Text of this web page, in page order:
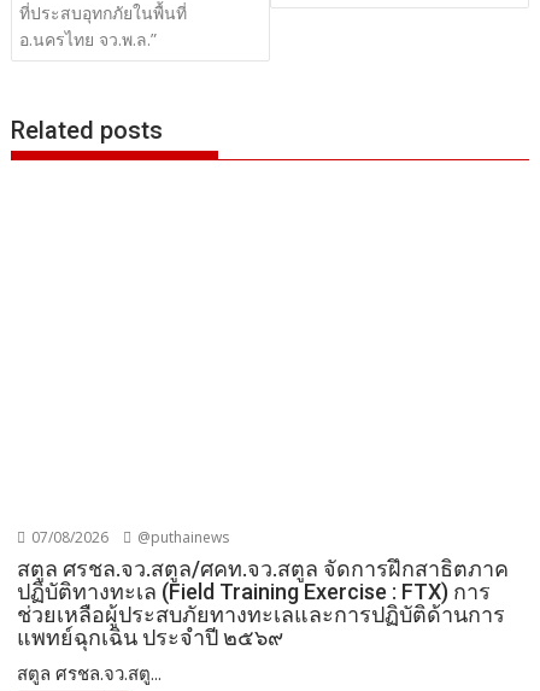
ที่ประสบอุทกภัยในพื้นที่
อ.นครไทย จว.พ.ล.”
Related posts
07/08/2026 @puthainews
สตูล ศรชล.จว.สตูล/ศคท.จว.สตูล จัดการฝึกสาธิตภาค
ปฏิบัติทางทะเล (Field Training Exercise : FTX) การ
ช่วยเหลือผู้ประสบภัยทางทะเลและการปฏิบัติด้านการ
แพทย์ฉุกเฉิน ประจำปี ๒๕๖๙
สตูล ศรชล.จว.สตู...